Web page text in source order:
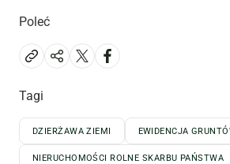
Poleć
Tagi
DZIERŻAWA ZIEMI EWIDENCJA
NIERUCHOMOŚCI ROLNE SKARBU PAŃSTWA